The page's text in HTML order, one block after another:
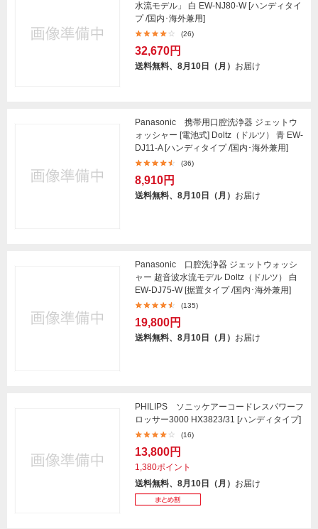
水流モデル」 白 EW-NJ80-W [ハンディタイ
プ /国内･海外兼用]
(26)
32,670円
送料無料、8月10日（月） お届け
Panasonic 携帯用口腔洗浄器 ジェットウ
ォッシャー [電池式] Doltz（ドルツ） 青 EW-
DJ11-A [ハンディタイプ /国内･海外兼用]
(36)
8,910円
送料無料、8月10日（月） お届け
Panasonic 口腔洗浄器 ジェットウォッシ
ャー 超音波水流モデル Doltz（ドルツ） 白
EW-DJ75-W [据置タイプ /国内･海外兼用]
(135)
19,800円
送料無料、8月10日（月） お届け
PHILIPS ソニッケアーコードレスパワーフ
ロッサー3000 HX3823/31 [ハンディタイプ]
(16)
13,800円
1,380ポイント
送料無料、8月10日（月） お届け